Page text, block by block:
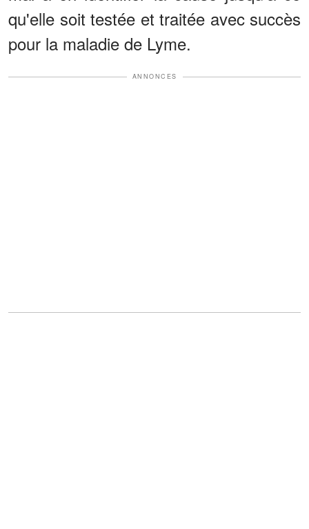
qu'elle soit testée et traitée avec succès
pour la maladie de Lyme.
ANNONCES